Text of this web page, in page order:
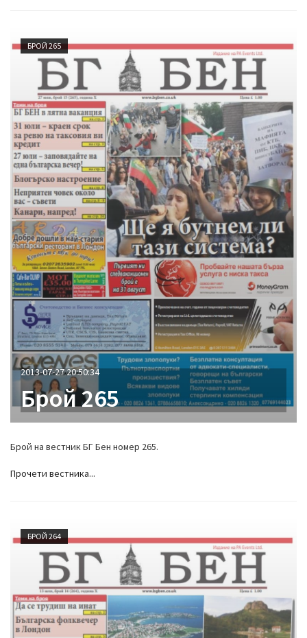
БРОЙ 265
2013-07-27 20:50:34
Брой 265
Брой на вестник БГ Бен номер 265.
Прочети вестника...
БРОЙ 264